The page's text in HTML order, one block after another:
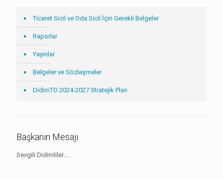
Ticaret Sicil ve Oda Sicil İçin Gerekli Belgeler
Raporlar
Yayınlar
Belgeler ve Sözleşmeler
DidimTO 2024-2027 Stratejik Plan
Başkanın Mesajı
Sevgili Didimliler….